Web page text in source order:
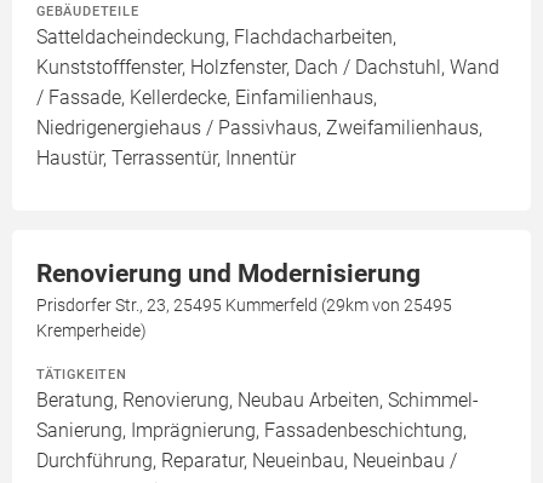
GEBÄUDETEILE
Satteldacheindeckung, Flachdacharbeiten,
Kunststofffenster, Holzfenster, Dach / Dachstuhl, Wand
/ Fassade, Kellerdecke, Einfamilienhaus,
Niedrigenergiehaus / Passivhaus, Zweifamilienhaus,
Haustür, Terrassentür, Innentür
Renovierung und Modernisierung
Prisdorfer Str., 23, 25495 Kummerfeld (29km von 25495
Kremperheide)
TÄTIGKEITEN
Beratung, Renovierung, Neubau Arbeiten, Schimmel-
Sanierung, Imprägnierung, Fassadenbeschichtung,
Durchführung, Reparatur, Neueinbau, Neueinbau /